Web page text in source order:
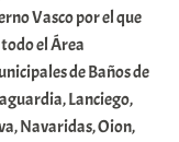
Vasco por el que
el Área
de Baños de
Lanciego,
Navaridas, Oion,